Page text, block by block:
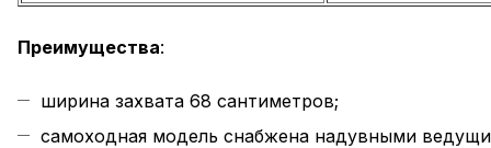
Преимущества:
ширина захвата 68 сантиметров;
самоходная модель снабжена надувными